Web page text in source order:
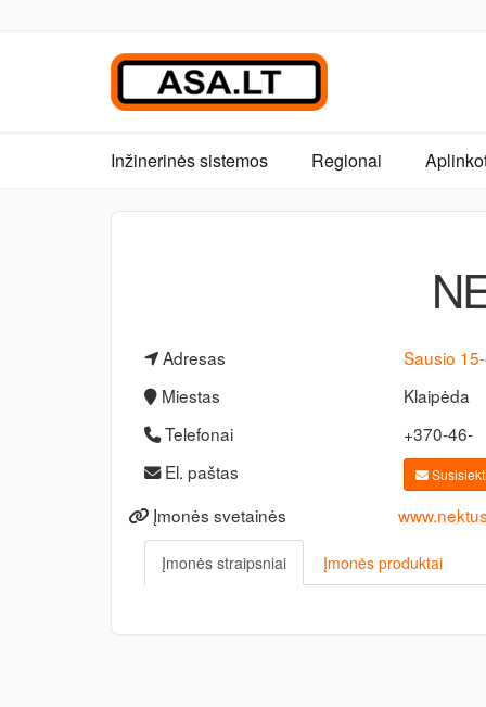
Inžinerinės sistemos Regionai
Adresas
Sausio
Miestas
Klaipėda
Telefonai
+370-46-
El. paštas
Įmonės svetainės
Įmonės straipsniai Įmonės produktai